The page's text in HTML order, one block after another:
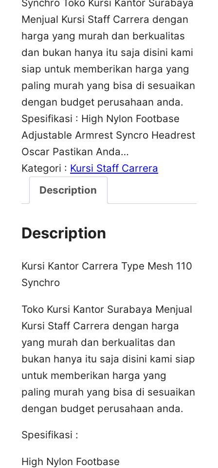
Synchro Toko Kursi Kantor Surabaya
Menjual Kursi Staff Carrera dengan
harga yang murah dan berkualitas
dan bukan hanya itu saja disini kami
siap untuk memberikan harga yang
paling murah yang bisa di sesuaikan
dengan budget perusahaan anda.
Spesifikasi : High Nylon Footbase
Adjustable Armrest Syncro Headrest
Oscar Pastikan Anda…
Kategori : Kursi Staff Carrera
Description
Description
Kursi Kantor Carrera Type Mesh 110
Synchro
Toko Kursi Kantor Surabaya Menjual
Kursi Staff Carrera dengan harga
yang murah dan berkualitas dan
bukan hanya itu saja disini kami siap
untuk memberikan harga yang
paling murah yang bisa di sesuaikan
dengan budget perusahaan anda.
Spesifikasi :
High Nylon Footbase